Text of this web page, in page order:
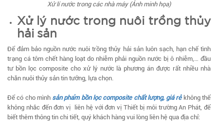
Xử lí nước trong các nhà máy (Ảnh minh họa)
Xử lý nước trong nuôi trồng thủy
hải sản
Để đảm bảo nguồn nước nuôi trồng thủy hải sản luôn sạch, hạn chế tình
trạng cá tôm chết hàng loạt do nhiễm phải nguồn nước bị ô nhiễm,… đầu
tư bồn lọc composite cho xử lý nước là phương án được rất nhiều nhà
chăn nuôi thủy sản tin tưởng, lựa chọn.
Để có cho mình sản phẩm bồn lọc composite chất lượng, giá rẻkhông thể
không nhắc đến đơn vị liên hệ với đơn vị Thiết bị môi trường An Phát, để
biết thêm thông tin chi tiết, quý khách hàng vui lòng liên hệ qua địa chỉ: